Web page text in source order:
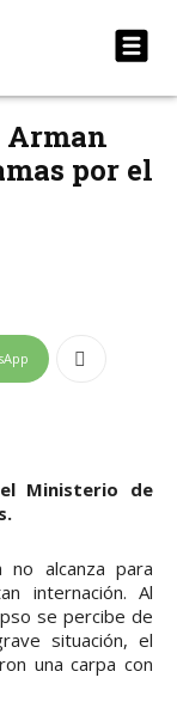
Arman
por el
Ministerio de
alcanza para
internación. Al
se percibe de
situación, el
una carpa con